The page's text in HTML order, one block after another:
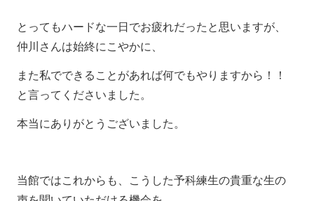
とってもハードな一日でお疲れだったと思いますが、
仲川さんは始終にこやかに、
また私でできることがあれば何でもやりますから！！
と言ってくださいました。
本当にありがとうございました。
当館ではこれからも、こうした予科練生の貴重な生の